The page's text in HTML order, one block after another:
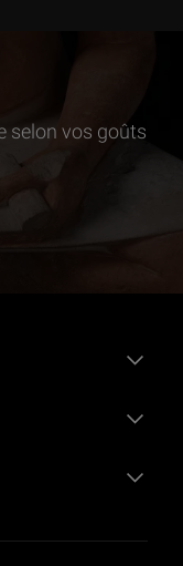
selon vos goûts